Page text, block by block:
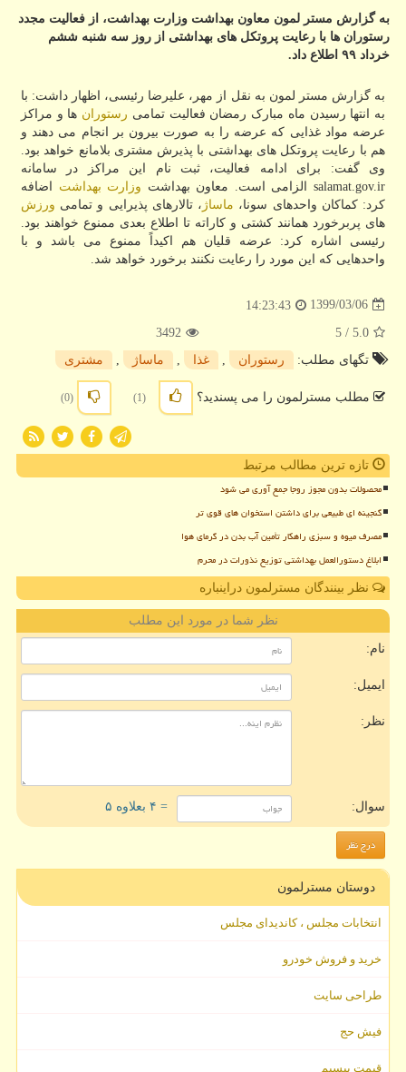
به گزارش مستر لمون معاون بهداشت وزارت بهداشت، از فعالیت مجدد
رستوران ها با رعایت پروتكل های بهداشتی از روز سه شنبه ششم
خرداد ۹۹ اطلاع داد.
به گزارش مستر لمون به نقل از مهر، علیرضا رئیسی، اظهار داشت: با
به انتها رسیدن ماه مبارک رمضان فعالیت تمامی رستوران ها و مراکز
عرضه مواد غذایی که عرضه را به صورت بیرون بر انجام می دهند و
هم با رعایت پروتکل های بهداشتی با پذیرش مشتری بلامانع خواهد بود.
وی گفت: برای ادامه فعالیت، ثبت نام این مراکز در سامانه
salamat.gov.ir الزامی است. معاون بهداشت
وزارت بهداشت اضافه
کرد: کماکان واحدهای سونا، ماساژ ، تالارهای پذیرایی و تمامی ورزش
های پربرخورد همانند کشتی و کاراته تا اطلاع بعدی ممنوع خواهند بود.
رئیسی اشاره کرد: عرضه قلیان هم اکیداً ممنوع می باشد و با
واحدهایی که این مورد را رعایت نکنند برخورد خواهد شد.
1399/03/06
14:23:43
5.0
/ 5
3492
تگهای مطلب:
رستوران غذا ماساژ مشتری
مطلب مسترلمون را می پسندید؟ (1)
(0)
تازه ترین مطالب مرتبط
محصولات بدون مجوز روجا جمع آوری می شود
گنجینه ای طبیعی برای داشتن استخوان های قوی تر
مصرف میوه و سبزی راهکار تأمین آب بدن در گرمای هوا
ابلاغ دستورالعمل بهداشتی توزیع نذورات در محرم
نظر بینندگان مسترلمون دراینباره
نظر شما در مورد این مطلب
نام:
ایمیل:
نظر:
سوال: = ۴ بعلاوه ۵
دوستان مسترلمون
انتخابات مجلس ، کاندیدای مجلس
خرید و فروش خودرو
طراحی سایت
فیش حج
قیمت بیسیم